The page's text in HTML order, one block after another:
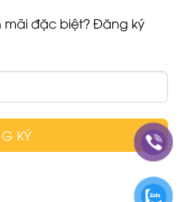
mãi đặc biệt? Đăng ký
KÝ